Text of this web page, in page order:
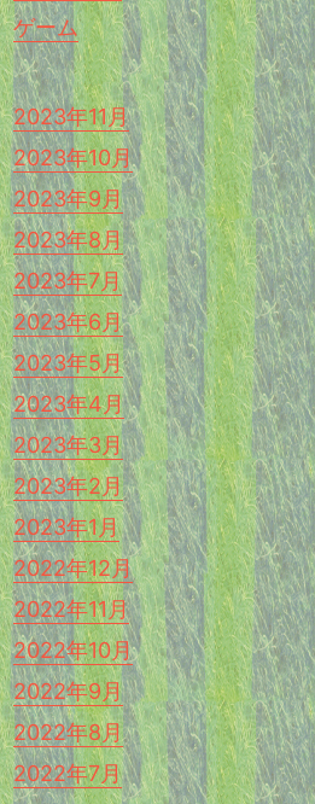
ゲーム
2023年11月
2023年10月
2023年9月
2023年8月
2023年7月
2023年6月
2023年5月
2023年4月
2023年3月
2023年2月
2023年1月
2022年12月
2022年11月
2022年10月
2022年9月
2022年8月
2022年7月